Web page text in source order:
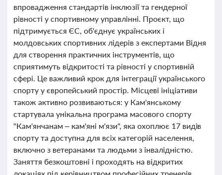
впровадження стандартів інклюзії та гендерної
рівності у спортивному управлінні. Проєкт, що
підтримується ЄС, об'єднує українських і
молдовських спортивних лідерів з експертами Відня
для створення практичних інструментів, що
сприятимуть відкритості та рівності у спортивній
сфері. Це важливий крок для інтеграції українського
спорту у європейський простір. Місцеві ініціативи
також активно розвиваються: у Кам'янському
стартувала унікальна програма масового спорту
"Кам'янчанам – кам'яні м'язи", яка охоплює 17 видів
спорту та доступна для всіх категорій населення,
включно з ветеранами та людьми з інвалідністю.
Заняття безкоштовні і проходять на відкритих